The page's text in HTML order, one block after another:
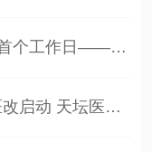
【新华社】北京医耗联动改革后首个工作日——探访北京天坛医院
【新京报】2019-06-15 北京新医改启动 天坛医院迎来新政后首位患者